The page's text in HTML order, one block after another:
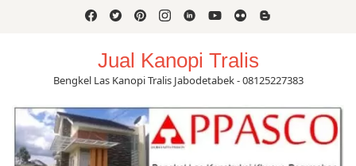
Jual Kanopi Tralis
Bengkel Las Kanopi Tralis Jabodetabek - 08125227383